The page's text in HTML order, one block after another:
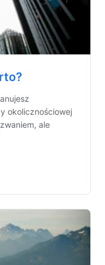
okolicznościowej
ale